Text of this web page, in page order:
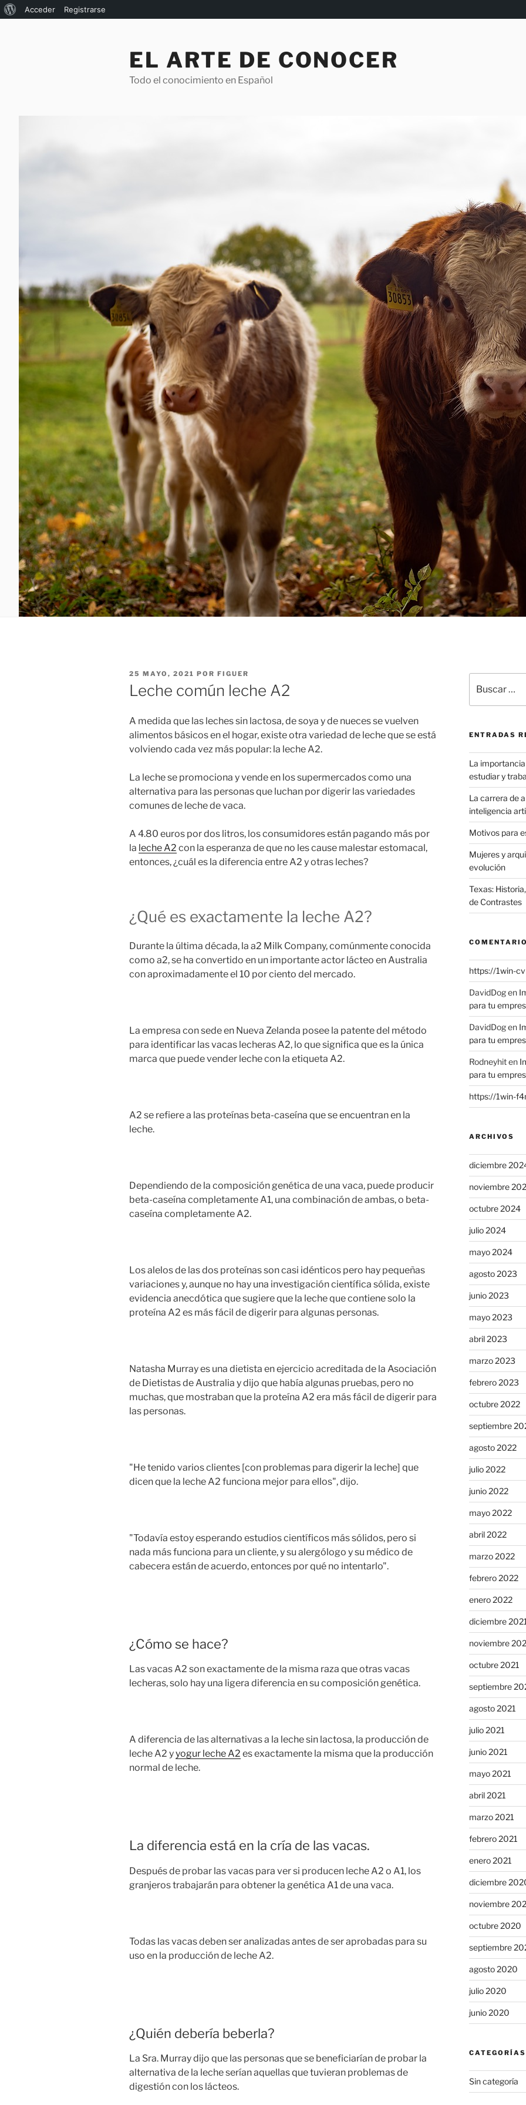
Acerca
Acceder Registrarse
EL ARTE DE CONOCER
Todo el conocimiento en Español
PUBLICADO
EL
25 MAYO, 2021 POR FIGUER
Leche común leche A2
A medida que las leches sin lactosa, de soya y de nueces se vuelven
alimentos básicos en el hogar, existe otra variedad de leche que se está
volviendo cada vez más popular: la leche A2.
La leche se promociona y vende en los supermercados como una
alternativa para las personas que luchan por digerir las variedades
comunes de leche de vaca.
A 4.80 euros por dos litros, los consumidores están pagando más por
la leche A2 con la esperanza de que no les cause malestar estomacal,
entonces, ¿cuál es la diferencia entre A2 y otras leches?
¿Qué es exactamente la leche A2?
Durante la última década, la a2 Milk Company, comúnmente conocida
como a2, se ha convertido en un importante actor lácteo en Australia
con aproximadamente el 10 por ciento del mercado.
La empresa con sede en Nueva Zelanda posee la patente del método
para identificar las vacas lecheras A2, lo que significa que es la única
marca que puede vender leche con la etiqueta A2.
A2 se refiere a las proteínas beta-caseína que se encuentran en la
leche.
Dependiendo de la composición genética de una vaca, puede producir
beta-caseína completamente A1, una combinación de ambas, o beta-
caseína completamente A2.
Los alelos de las dos proteínas son casi idénticos pero hay pequeñas
variaciones y, aunque no hay una investigación científica sólida, existe
evidencia anecdótica que sugiere que la leche que contiene solo la
proteína A2 es más fácil de digerir para algunas personas.
Natasha Murray es una dietista en ejercicio acreditada de la Asociación
de Dietistas de Australia y dijo que había algunas pruebas, pero no
muchas, que mostraban que la proteína A2 era más fácil de digerir para
las personas.
"He tenido varios clientes [con problemas para digerir la leche] que
dicen que la leche A2 funciona mejor para ellos", dijo.
"Todavía estoy esperando estudios científicos más sólidos, pero si
nada más funciona para un cliente, y su alergólogo y su médico de
cabecera están de acuerdo, entonces por qué no intentarlo".
¿Cómo se hace?
Las vacas A2 son exactamente de la misma raza que otras vacas
lecheras, solo hay una ligera diferencia en su composición genética.
A diferencia de las alternativas a la leche sin lactosa, la producción de
leche A2 yyogur leche A2 es exactamente la misma que la producción
normal de leche.
La diferencia está en la cría de las vacas.
Después de probar las vacas para ver si producen leche A2 o A1, los
granjeros trabajarán para obtener la genética A1 de una vaca.
Todas las vacas deben ser analizadas antes de ser aprobadas para su
uso en la producción de leche A2.
¿Quién debería beberla?
La Sra. Murray dijo que las personas que se beneficiarían de probar la
alternativa de la leche serían aquellas que tuvieran problemas de
digestión con los lácteos.
por:
ENTRADAS
La
estudiar y
La carrera de
inteligencia
Motivos para
Mujeres y
evolución
Texas:
de Contrastes
https://1win-
DavidDogen
para tu
DavidDogen
para tu
Rodneyhiten
para tu
https://1win-
ARCHIVOS
diciembre
noviembre
octubre 2024
julio 2024
mayo 2024
agosto 2023
junio 2023
mayo 2023
abril 2023
marzo 2023
febrero 2023
octubre 2022
septiembre
agosto 2022
julio 2022
junio 2022
mayo 2022
abril 2022
marzo 2022
febrero 2022
enero 2022
diciembre
noviembre
octubre 2021
septiembre
agosto 2021
julio 2021
junio 2021
mayo 2021
abril 2021
marzo 2021
febrero 2021
enero 2021
diciembre
noviembre
octubre 2020
septiembre
agosto 2020
julio 2020
junio 2020
CATEGORÍAS
Sin categoría